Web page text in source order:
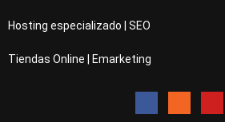
Hosting especializado | SEO
Tiendas Online | Emarketing